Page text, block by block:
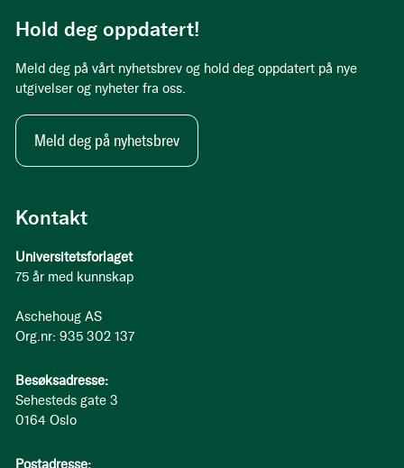
Kontakt
Universitetsforlaget
75 år med kunnskap
Aschehoug AS
Org.nr: 935 302 137
Besøksadresse:
Sehesteds gate 3
0164 Oslo
Postadresse:
Hold deg oppdatert!
Meld deg på vårt nyhetsbrev og hold deg oppdatert på nye
utgivelser og nyheter fra oss.
Meld deg på nyhetsbrev